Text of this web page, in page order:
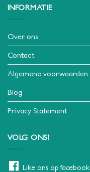
INFORMATIE
Over ons
Contact
Algemene voorwaarden
Blog
Privacy Statement
VOLG ONS!
Like ons op facebook